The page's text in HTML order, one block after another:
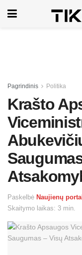
Pagrindinis Politika
Krašto
Paskelbė Naujienų
Skaitymo laikas: 3 min.